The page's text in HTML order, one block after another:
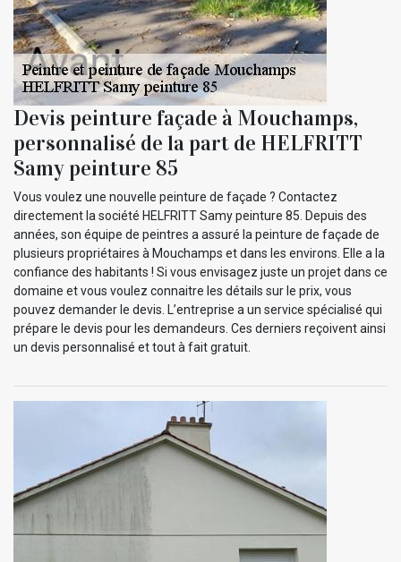
Devis peinture façade à Mouchamps,
personnalisé de la part de HELFRITT
Samy peinture 85
Vous voulez une nouvelle peinture de façade ? Contactez
directement la société HELFRITT Samy peinture 85. Depuis des
années, son équipe de peintres a assuré la peinture de façade de
plusieurs propriétaires à Mouchamps et dans les environs. Elle a la
confiance des habitants ! Si vous envisagez juste un projet dans ce
domaine et vous voulez connaitre les détails sur le prix, vous
pouvez demander le devis. L’entreprise a un service spécialisé qui
prépare le devis pour les demandeurs. Ces derniers reçoivent ainsi
un devis personnalisé et tout à fait gratuit.